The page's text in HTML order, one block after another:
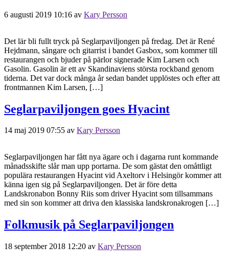
6 augusti 2019 10:16 av Kary Persson
Det lär bli fullt tryck på Seglarpaviljongen på fredag. Det är René
Hejdmann, sångare och gitarrist i bandet Gasbox, som kommer till
restaurangen och bjuder på pärlor signerade Kim Larsen och
Gasolin. Gasolin är ett av Skandinaviens största rockband genom
tiderna. Det var dock många år sedan bandet upplöstes och efter att
frontmannen Kim Larsen, […]
Seglarpaviljongen goes Hyacint
14 maj 2019 07:55 av Kary Persson
Seglarpaviljongen har fått nya ägare och i dagarna runt kommande
månadsskifte slår man upp portarna. De som gästat den omåttligt
populära restaurangen Hyacint vid Axeltorv i Helsingör kommer att
känna igen sig på Seglarpaviljongen. Det är före detta
Landskronabon Bonny Riis som driver Hyacint som tillsammans
med sin son kommer att driva den klassiska landskronakrogen […]
Folkmusik på Seglarpaviljongen
18 september 2018 12:20 av Kary Persson